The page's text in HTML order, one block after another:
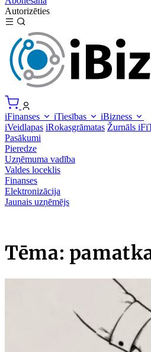
Autorizēties
iFinanses iTiesības
iBizness
iVeidlapas iRokasgrāmatas Žurnāls
Pasākumi
Pieredze
Uzņēmuma vadība
Valdes loceklis
Finanses
Elektronizācija
Jaunais uzņēmējs
Tēma: